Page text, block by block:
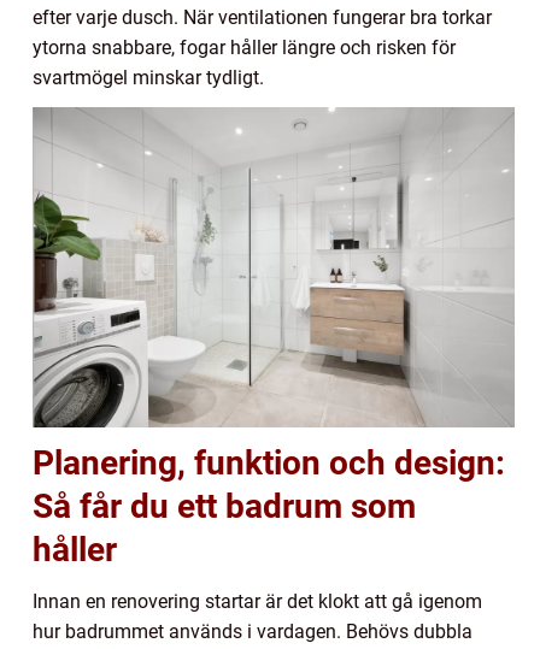
efter varje dusch. När ventilationen fungerar bra torkar
ytorna snabbare, fogar håller längre och risken för
svartmögel minskar tydligt.
Planering, funktion och design:
Så får du ett badrum som
håller
Innan en renovering startar är det klokt att gå igenom
hur badrummet används i vardagen. Behövs dubbla